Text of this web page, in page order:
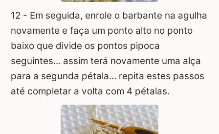
12 - Em seguida, enrole o barbante na agulha
novamente e faça um ponto alto no ponto
baixo que divide os pontos pipoca
seguintes... assim terá novamente uma alça
para a segunda pétala... repita estes passos
até completar a volta com 4 pétalas.